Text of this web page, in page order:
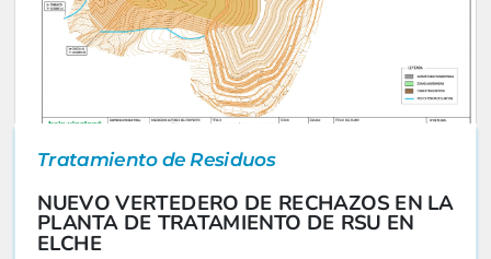
Tratamiento de Residuos
NUEVO VERTEDERO DE RECHAZOS EN LA
PLANTA DE TRATAMIENTO DE RSU EN
ELCHE